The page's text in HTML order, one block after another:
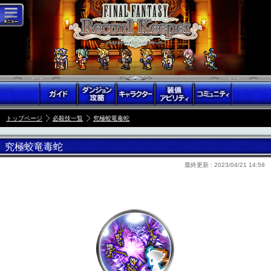
トップページ 必殺技一覧 究極蛟竜毒蛇
究極蛟竜毒蛇
最終更新 : 2023/04/21 14:58